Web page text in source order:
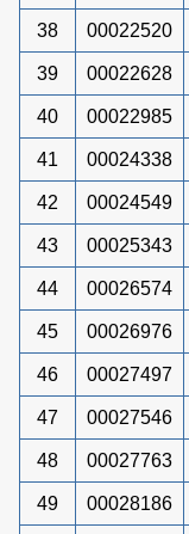
38 00022520
39 00022628
40 00022985
41 00024338
42 00024549
43 00025343
44 00026574
45 00026976
46 00027497
47 00027546
48 00027763
49 00028186